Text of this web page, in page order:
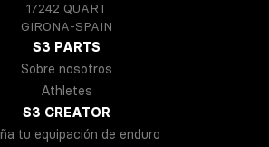
17242 QUART
GIRONA-SPAIN
S3 PARTS
Sobre nosotros
Athletes
S3 CREATOR
tu equipación de enduro